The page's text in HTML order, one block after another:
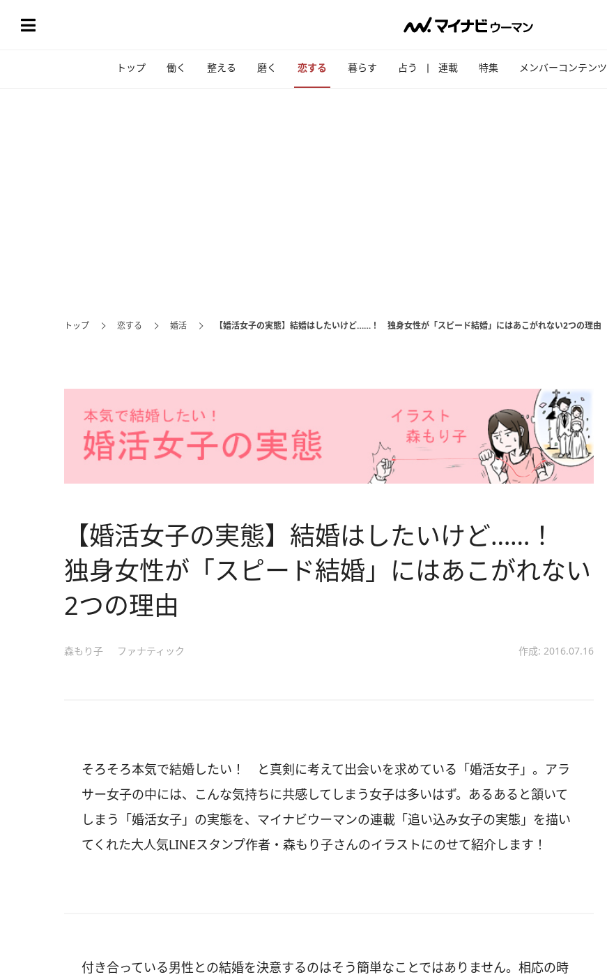
トップ 働く 整える 磨く 恋する 暮らす 占う 連載 特集 メンバーコンテンツ
トップ 恋する 婚活 【婚活女子の実態】結婚はしたいけど……！ 独身女性が「スピード結婚」にはあこがれない2つの理由
【婚活女子の実態】結婚はしたいけど……！
独身女性が「スピード結婚」にはあこがれない
2つの理由
森もり子 ファナティック 作成: 2016.07.16
そろそろ本気で結婚したい！ と真剣に考えて出会いを求めている「婚活女子」。アラ
サー女子の中には、こんな気持ちに共感してしまう女子は多いはず。あるあると頷いて
しまう「婚活女子」の実態を、マイナビウーマンの連載「追い込み女子の実態」を描い
てくれた大人気LINEスタンプ作者・森もり子さんのイラストにのせて紹介します！
付き合っている男性との結婚を決意するのはそう簡単なことではありません。相応の時